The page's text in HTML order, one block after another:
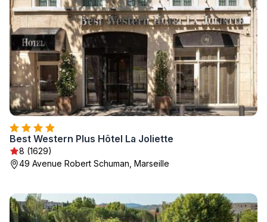
Best Western Plus Hôtel La Joliette
8 (1629)
49 Avenue Robert Schuman, Marseille